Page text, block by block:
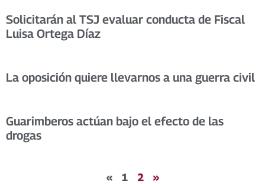
Solicitarán al TSJ evaluar conducta de Fiscal
Luisa Ortega Díaz
La oposición quiere llevarnos a una guerra civil
Guarimberos actúan bajo el efecto de las
drogas
« 1 2 »